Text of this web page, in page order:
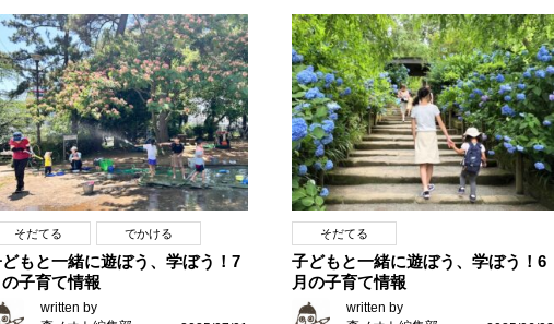
そだてる でかける
もと一緒に遊ぼう、学ぼう！7
の子育て情報
written by
そだてる
子どもと一緒に遊ぼう、学ぼう！6
月の子育て情報
written by